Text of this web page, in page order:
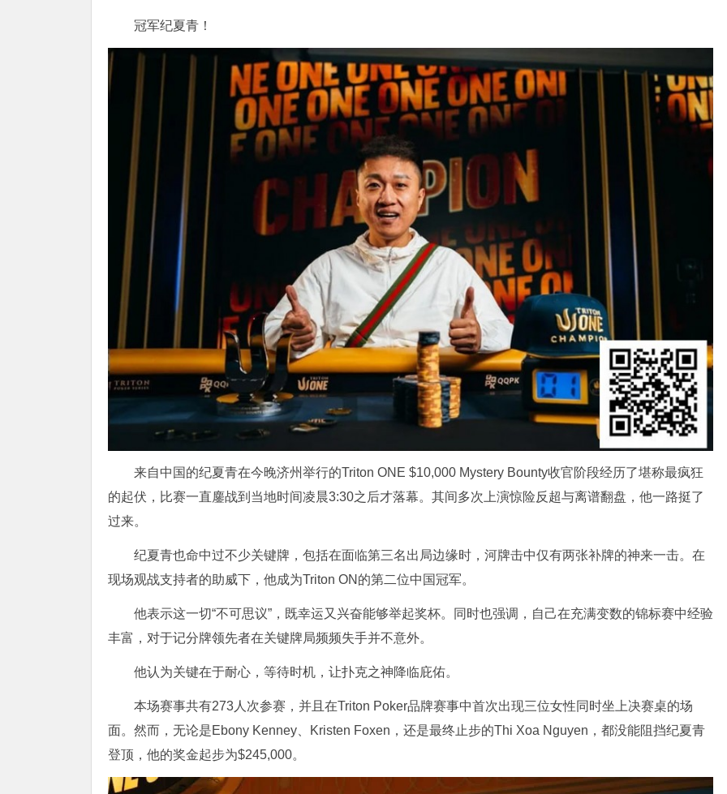
冠军纪夏青！
来自中国的纪夏青在今晚济州举行的Triton ONE $10,000 Mystery Bounty收官阶段经历了堪称最疯狂
的起伏，比赛一直鏖战到当地时间凌晨3:30之后才落幕。其间多次上演惊险反超与离谱翻盘，他一路挺了
过来。
纪夏青也命中过不少关键牌，包括在面临第三名出局边缘时，河牌击中仅有两张补牌的神来一击。在
现场观战支持者的助威下，他成为Triton ON 的第二位中国冠军。
他表示这一切“不可思议” ，既幸运又兴奋能够举起奖杯。同时也强调，自己在充满变数的锦标赛中经验
丰富，对于记分牌领先者在关键牌局频频失手并不意外。
他认为关键在于耐心，等待时机，让扑克之神降临庇佑。
本场赛事共有273人次参赛，并且在Triton Poker品牌赛事中首次出现三位女性同时坐上决赛桌的场
面。然而，无论是Ebony Kenney、 Kristen Foxen ，还是最终止步的Thi Xoa Nguyen ，都没能阻挡纪夏青
登顶，他的奖金起步为$245,000。